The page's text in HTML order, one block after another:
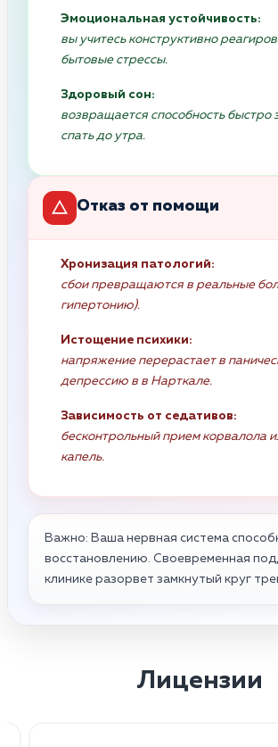
Эмоциональная устойчивость:
вы учитесь конструктивно
бытовые стрессы.
Здоровый сон:
возвращается способность быстро
спать до утра.
Отказ от помощи
Хронизация патологий:
сбои превращаются в реальные
гипертонию).
Истощение психики:
напряжение перерастает в
депрессию в в Нарткале.
Зависимость от седативов:
бесконтрольный прием корвалола
капель.
Важно: Ваша нервная система
восстановлению. Своевременная
клинике разорвет замкнутый круг
Лицензии